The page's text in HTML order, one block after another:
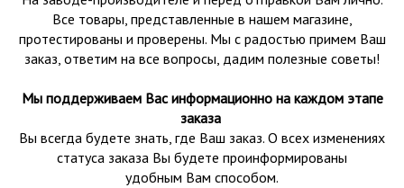
Все товары, представленные в нашем магазине,
протестированы и проверены. Мы с радостью примем Ваш
заказ, ответим на все вопросы, дадим полезные советы!
Мы поддерживаем Вас информационно на каждом этапе
заказа
Вы всегда будете знать, где Ваш заказ. О всех изменениях
статуса заказа Вы будете проинформированы
удобным Вам способом.